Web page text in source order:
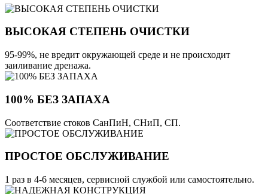
ВЫСОКАЯ СТЕПЕНЬ ОЧИСТКИ
95-99%, не вредит окружающей среде и не происходит
заиливание дренажа.
100% БЕЗ ЗАПАХА
Соответствие стоков СанПиН, СНиП, СП.
ПРОСТОЕ ОБСЛУЖИВАНИЕ
1 раз в 4-6 месяцев, сервисной службой или самостоятельно.